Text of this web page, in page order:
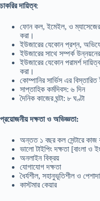
চাকরির দায়িত্ব:
ফোন কল, ইমেইল, ও ম্যাসেজের
করা।
ইউজারের যেকোন প্রশ্ন,
ইউজারের সাথে সম্পর্ক
ইউজারের যেকোন পরামর্শ
করা।
কোম্পানির সার্ভিস এর
সাপ্তাহিক কর্মদিবস: ৬ দিন
দৈনিক কাজের ঘন্টা: ৮ ঘণ্টা
প্রয়োজনীয় দক্ষতা ও অভিজ্ঞতা:
অন্তত ১ বছর কল সেন্টারে কাজ
ভালো টাইপিং দক্ষতা [বাংলা ও
অনলাইন বিক্রয়
যোগাযোগ দক্ষতা
ধৈর্যশীল, সহানুভূতিশীল ও
কাস্টমার কেয়ার